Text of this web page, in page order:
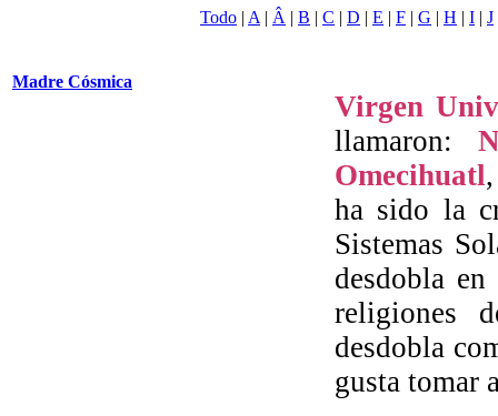
Todo | A | Â | B | C | D | E | F | G | H | I | J
Madre Cósmica
Virgen
llamaron:
Omecihuatl
ha sido la
Sistemas
desdobla
religiones
desdobla
gusta tomar